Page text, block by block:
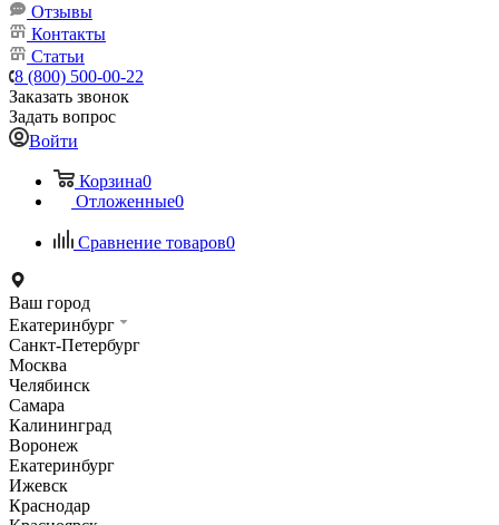
Отзывы
Контакты
Статьи
8 (800) 500-00-22
Заказать звонок
Задать вопрос
Войти
Корзина0
Отложенные0
Сравнение товаров0
Ваш город
Екатеринбург
Санкт-Петербург
Москва
Челябинск
Самара
Калининград
Воронеж
Екатеринбург
Ижевск
Краснодар